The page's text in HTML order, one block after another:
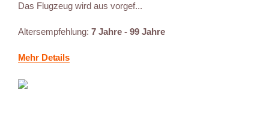
Das Flugzeug wird aus vorgef...
Altersempfehlung: 7 Jahre - 99 Jahre
Mehr Details